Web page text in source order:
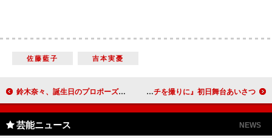
佐藤藍子 吉本実憂
鈴木奈々、誕生日のプロポーズに自信 「リアルに実現すると思う」 柳英里紗「姉妹の役作りは新宿から」 『チチを撮りに』初日舞台あいさつ
芸能ニュース NEWS